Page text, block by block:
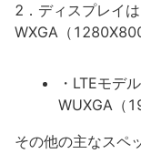
2．ディスプレイ
WXGA（1280X800
・LTEモデ
WUXGA（
その他の主なスペ